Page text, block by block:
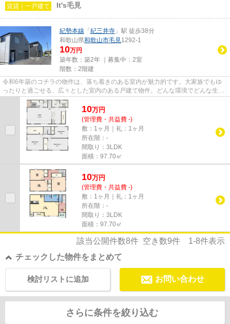
賃貸｜一戸建て It's毛見
紀勢本線 「 紀三井寺 」駅 徒歩38分
和歌山県和歌山市毛見1292-1
10万円
築年数：築2年 ｜募集中： 2室
階数：2階建
令和6年築のコチラの物件は、落ち着きのある室内が魅力的です。大家族でもゆ
ったりと過ごせる、広々とした室内のある戸建て物件。どんな環境でどんな生活
を送りたいですか。これからの...
10万円
(管理費・共益費 -)
敷：1ヶ月｜礼：1ヶ月
所在階：-
間取り：3LDK
面積：97.70㎡
10万円
(管理費・共益費 -)
敷：1ヶ月｜礼：1ヶ月
所在階：-
間取り：3LDK
面積：97.70㎡
該当公開件数8件 空き数9件 1-8件表示
チェックした物件をまとめて
お問い合わせ
検討リストに追加
さらに条件を絞り込む